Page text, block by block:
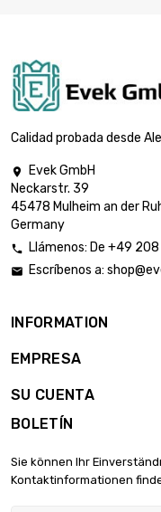
Calidad probada desde

Evek GmbH
Neckarstr. 39
45478 Mulheim an der
Germany
 Llámenos: De +49
 Escríbenos a:
INFORMATION
EMPRESA
SU CUENTA
BOLETÍN
Sie können Ihr
Kontaktinformationen